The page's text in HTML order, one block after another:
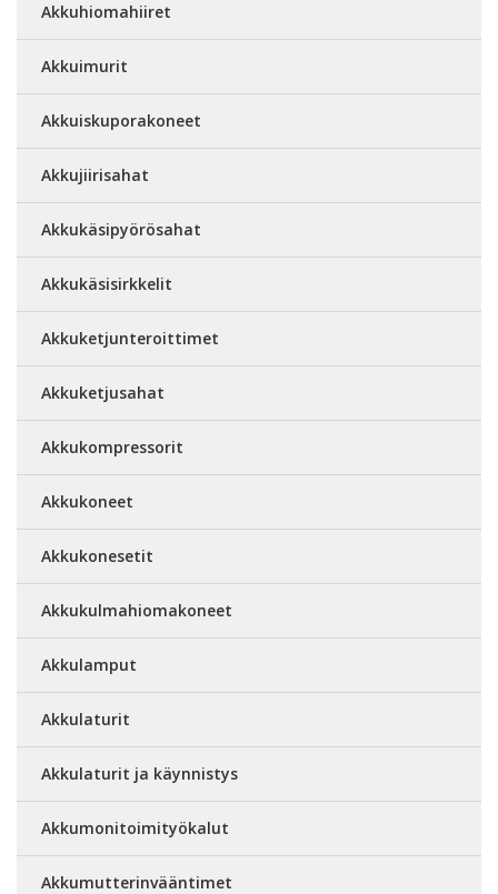
Akkuhiomahiiret
Akkuimurit
Akkuiskuporakoneet
Akkujiirisahat
Akkukäsipyörösahat
Akkukäsisirkkelit
Akkuketjunteroittimet
Akkuketjusahat
Akkukompressorit
Akkukoneet
Akkukonesetit
Akkukulmahiomakoneet
Akkulamput
Akkulaturit
Akkulaturit ja käynnistys
Akkumonitoimityökalut
Akkumutterinvääntimet